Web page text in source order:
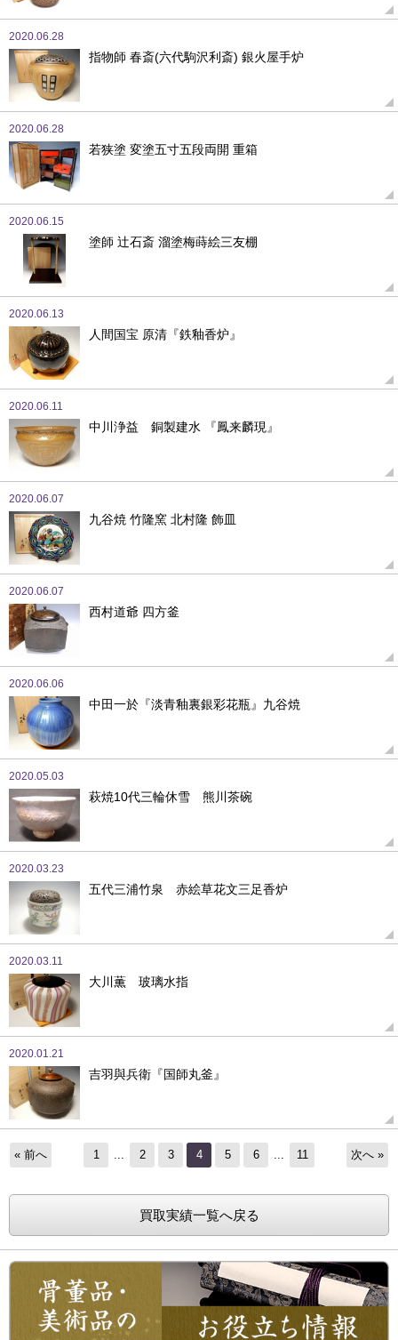
2020.06.28
指物師 春斎(六代駒沢利斎) 銀火屋手炉
2020.06.28
若狭塗 変塗五寸五段両開 重箱
2020.06.15
塗師 辻石斎 溜塗梅蒔絵三友棚
2020.06.13
人間国宝 原清『鉄釉香炉』
2020.06.11
中川浄益 銅製建水 『鳳来麟現』
2020.06.07
九谷焼 竹隆窯 北村隆 飾皿
2020.06.07
西村道爺 四方釜
2020.06.06
中田一於『淡青釉裏銀彩花瓶』九谷焼
2020.05.03
萩焼10代三輪休雪 熊川茶碗
2020.03.23
五代三浦竹泉 赤絵草花文三足香炉
2020.03.11
大川薫 玻璃水指
2020.01.21
吉羽與兵衛『国師丸釜』
« 前へ 1 ... 2 3 4 5 6 ... 11 次へ »
買取実績一覧へ戻る